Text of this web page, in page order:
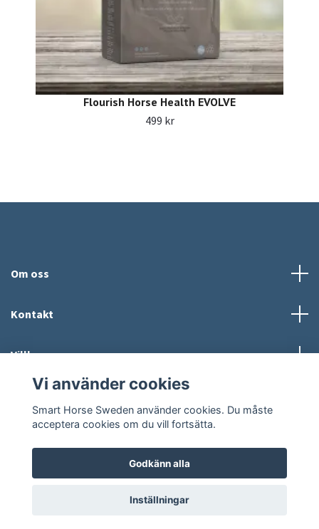
Flourish Horse Health EVOLVE
499 kr
Om oss
Kontakt
Villkor
Sociala medier
© 2026 Smart Horse Sweden Powered by Quickbutik
Vi använder cookies
Smart Horse Sweden använder cookies. Du måste
acceptera cookies om du vill fortsätta.
Godkänn alla
Inställningar